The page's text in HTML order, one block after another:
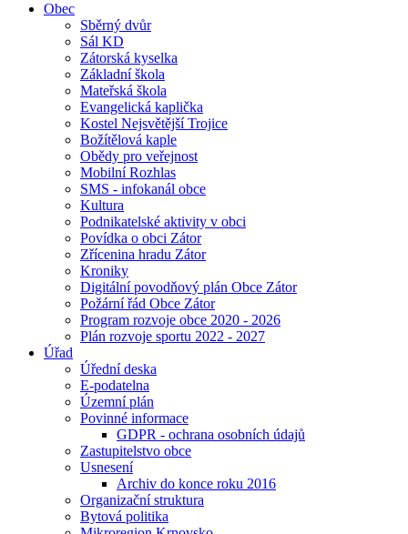
Obec
Sběrný dvůr
Sál KD
Zátorská kyselka
Základní škola
Mateřská škola
Evangelická kaplička
Kostel Nejsvětější Trojice
Božítělová kaple
Obědy pro veřejnost
Mobilní Rozhlas
SMS - infokanál obce
Kultura
Podnikatelské aktivity v obci
Povídka o obci Zátor
Zřícenina hradu Zátor
Kroniky
Digitální povodňový plán Obce Zátor
Požární řád Obce Zátor
Program rozvoje obce 2020 - 2026
Plán rozvoje sportu 2022 - 2027
Úřad
Úřední deska
E-podatelna
Územní plán
Povinné informace
GDPR - ochrana osobních údajů
Zastupitelstvo obce
Usnesení
Archiv do konce roku 2016
Organizační struktura
Bytová politika